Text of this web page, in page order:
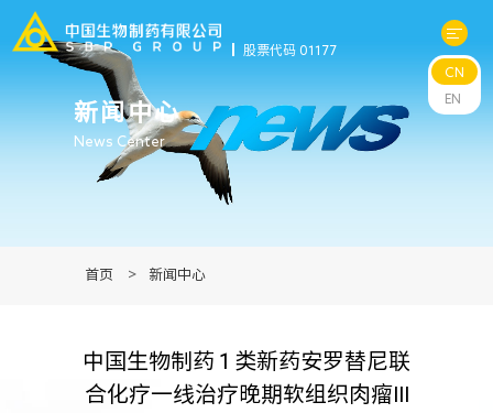
股票代码 01177
可持续发展
CN
EN
新闻中心
News Center
首页 > 新闻中心
中国生物制药 1 类新药安罗替尼联
合化疗一线治疗晚期软组织肉瘤III